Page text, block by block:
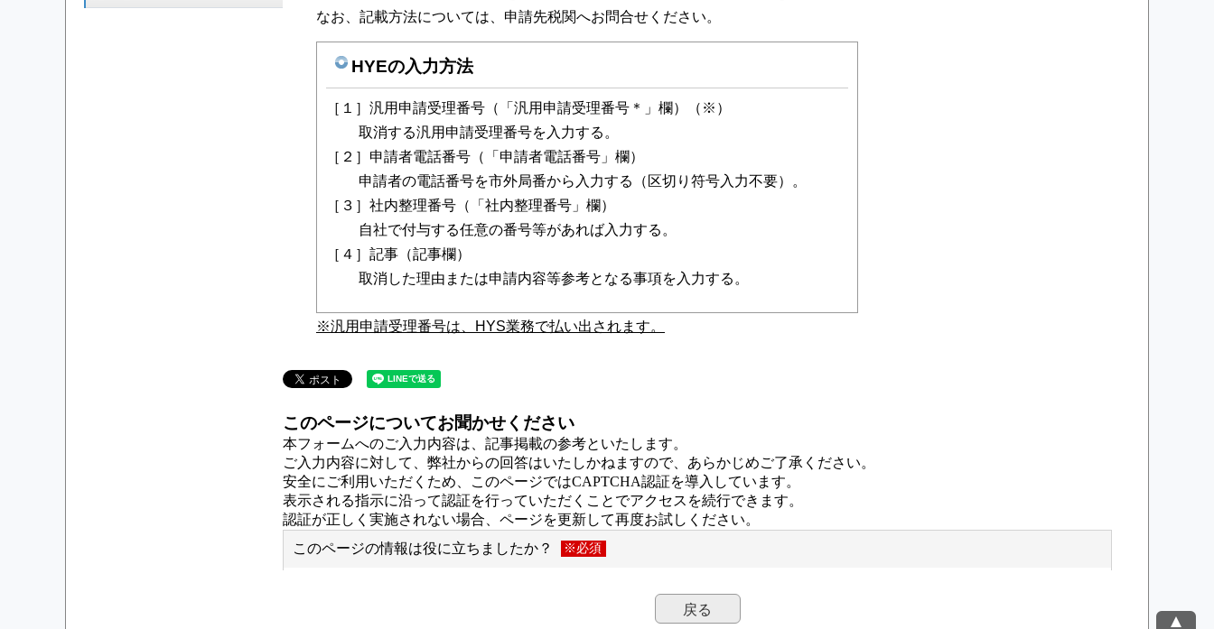
なお、記載方法については、申請先税関へお問合せください。
HYEの入力方法
［１］汎用申請受理番号（「汎用申請受理番号＊」欄）（※）
取消する汎用申請受理番号を入力する。
［２］申請者電話番号（「申請者電話番号」欄）
申請者の電話番号を市外局番から入力する（区切り符号入力不要）。
［３］社内整理番号（「社内整理番号」欄）
自社で付与する任意の番号等があれば入力する。
［４］記事（記事欄）
取消した理由または申請内容等参考となる事項を入力する。
※汎用申請受理番号は、HYS業務で払い出されます。
このページについてお聞かせください
戻る